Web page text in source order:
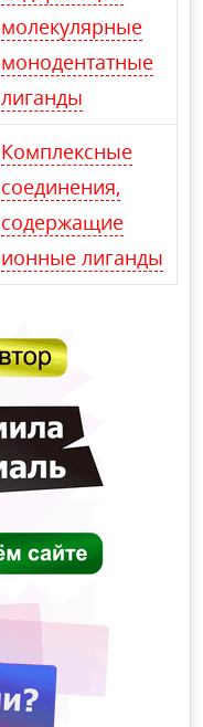
молекулярные
монодентатные
лиганды
Комплексные
соединения,
содержащие
ионные лиганды